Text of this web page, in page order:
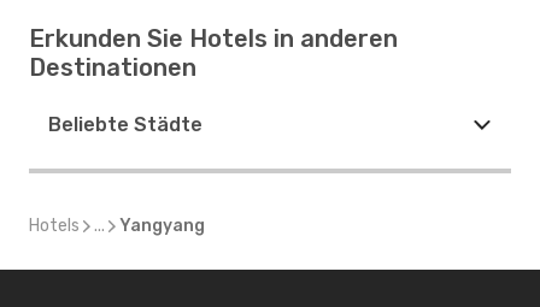
Erkunden Sie Hotels in anderen
Destinationen
Beliebte Städte
Hotels ... Yangyang